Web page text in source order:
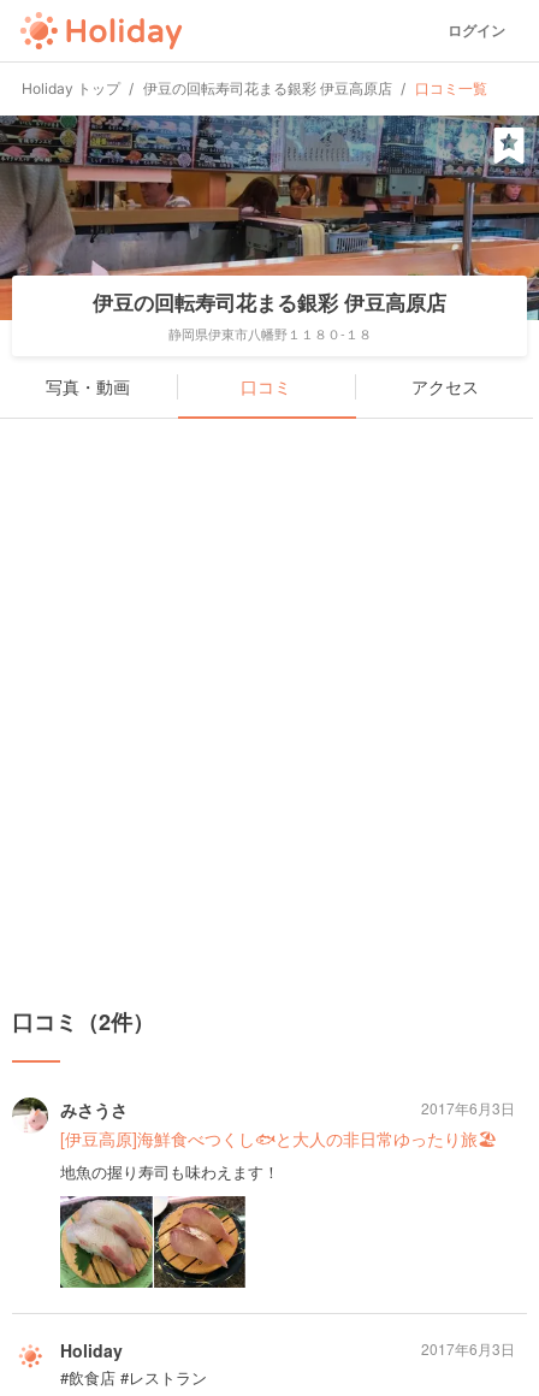
ログイン
Holiday トップ 伊豆の回転寿司花まる銀彩 伊豆高原店 口コミ一覧
伊豆の回転寿司花まる銀彩 伊豆高原店
静岡県伊東市八幡野１１８０-１８
写真・動画 口コミ アクセス
口コミ（2件）
みさうさ
[伊豆高原]海鮮食べつくし🐟と大人の非日常ゆったり旅🏖
地魚の握り寿司も味わえます！
2017年6月3日
Holiday
#飲食店 #レストラン
2017年6月3日